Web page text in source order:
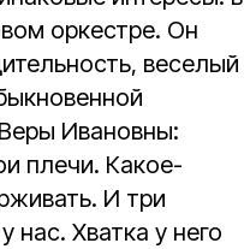
оркестре. Он
веселый
Ивановны:
плечи. Какое-
И три
Хватка у него